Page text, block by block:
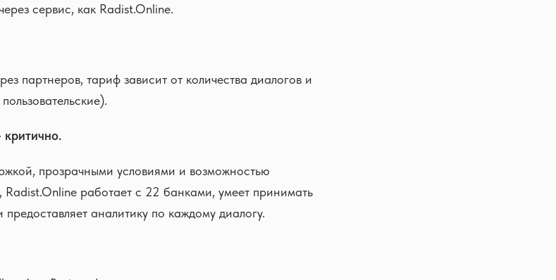
сервис, как Radist.Online.
партнеров, тариф зависит от количества диалогов и
прозрачными условиями и возможностью
работает с 22 банками, умеет принимать
аналитику по каждому диалогу.